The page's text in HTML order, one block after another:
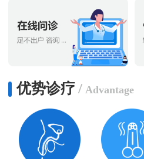
优势诊疗/ Advantage